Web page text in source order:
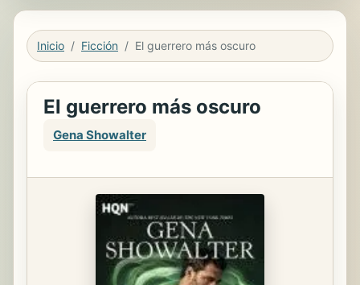
Inicio Ficción El guerrero más oscuro
El guerrero más oscuro
Gena Showalter